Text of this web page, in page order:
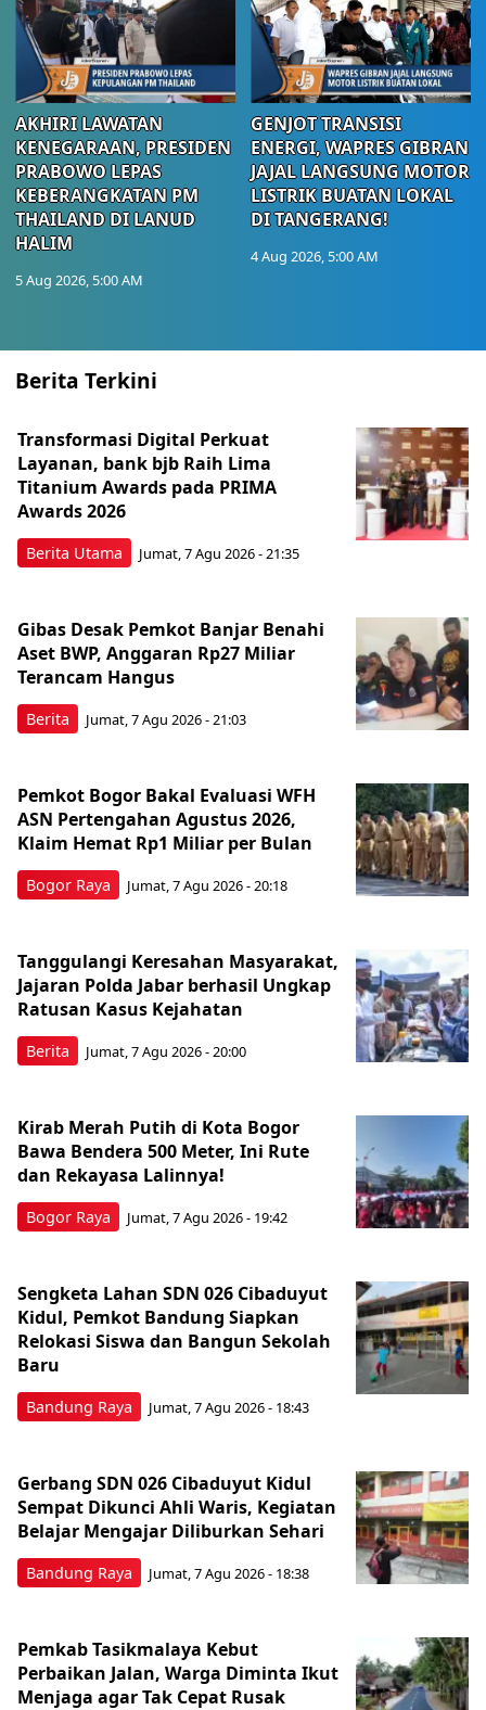
AKHIRI LAWATAN
KENEGARAAN, PRESIDEN
PRABOWO LEPAS
KEBERANGKATAN PM
THAILAND DI LANUD
HALIM
5 Aug 2026, 5:00 AM
GENJOT TRANSISI
ENERGI, WAPRES GIBRAN
JAJAL LANGSUNG MOTOR
LISTRIK BUATAN LOKAL
DI TANGERANG!
4 Aug 2026, 5:00 AM
Berita Terkini
Berita Utama
Transformasi Digital Perkuat
Layanan, bank bjb Raih Lima
Titanium Awards pada PRIMA
Awards 2026
Jumat, 7 Agu 2026 - 21:35
Berita
Gibas Desak Pemkot Banjar Benahi
Aset BWP, Anggaran Rp27 Miliar
Terancam Hangus
Jumat, 7 Agu 2026 - 21:03
Bogor Raya
Pemkot Bogor Bakal Evaluasi WFH
ASN Pertengahan Agustus 2026,
Klaim Hemat Rp1 Miliar per Bulan
Jumat, 7 Agu 2026 - 20:18
Berita
Tanggulangi Keresahan Masyarakat,
Jajaran Polda Jabar berhasil Ungkap
Ratusan Kasus Kejahatan
Jumat, 7 Agu 2026 - 20:00
Bogor Raya
Kirab Merah Putih di Kota Bogor
Bawa Bendera 500 Meter, Ini Rute
dan Rekayasa Lalinnya!
Jumat, 7 Agu 2026 - 19:42
Bandung Raya
Sengketa Lahan SDN 026 Cibaduyut
Kidul, Pemkot Bandung Siapkan
Relokasi Siswa dan Bangun Sekolah
Baru
Jumat, 7 Agu 2026 - 18:43
Bandung Raya
Gerbang SDN 026 Cibaduyut Kidul
Sempat Dikunci Ahli Waris, Kegiatan
Belajar Mengajar Diliburkan Sehari
Jumat, 7 Agu 2026 - 18:38
Pemkab Tasikmalaya Kebut
Perbaikan Jalan, Warga Diminta Ikut
Menjaga agar Tak Cepat Rusak